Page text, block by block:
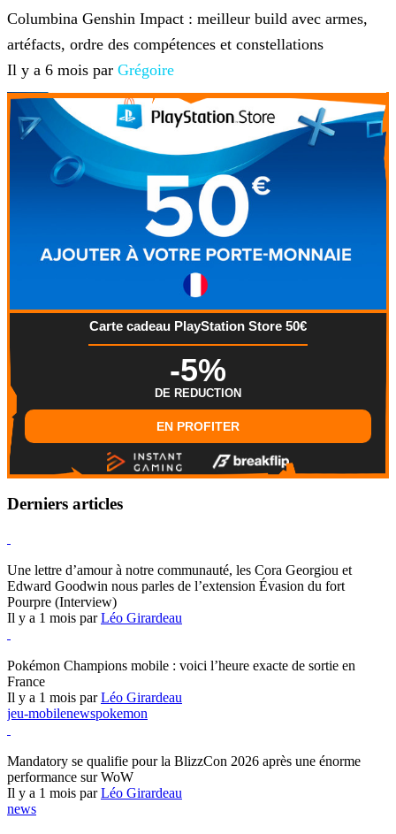
Columbina Genshin Impact : meilleur build avec armes,
artéfacts, ordre des compétences et constellations
Il y a 6 mois par Grégoire
Carte cadeau PlayStation Store 50€
-5%
DE REDUCTION
EN PROFITER
Derniers articles
Une lettre d’amour à notre communauté, les Cora Georgiou et
Edward Goodwin nous parles de l’extension Évasion du fort
Pourpre (Interview)
Il y a 1 mois parLéo Girardeau
Pokémon Champions mobile : voici l’heure exacte de sortie en
France
Il y a 1 mois parLéo Girardeau
jeu-mobilenewspokemon
Mandatory se qualifie pour la BlizzCon 2026 après une énorme
performance sur WoW
Il y a 1 mois parLéo Girardeau
news